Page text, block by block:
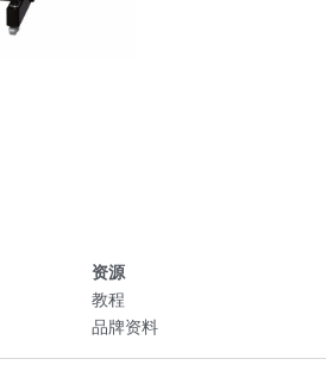
资源
教程
品牌资料